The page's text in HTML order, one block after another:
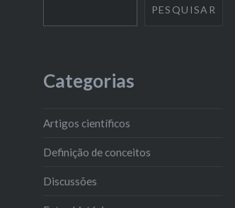
PESQUISAR
Categorias
Artigos científicos
Definição de conceitos
Discussões